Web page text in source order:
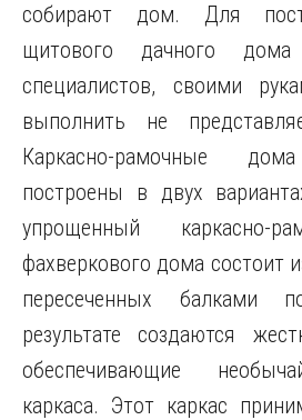
собирают дом. Для
щитового дачного
специалистов, своими
выполнить не
Каркасно-рамочные
построены в двух
упрощенный каркасно-
фахверкового дома состоит
пересеченных балками
результате создаются
обеспечивающие
каркаса. Этот каркас